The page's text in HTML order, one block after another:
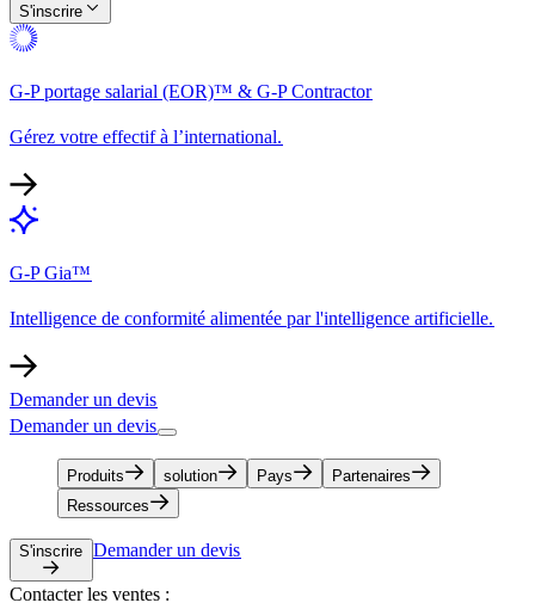
S'inscrire​​
G-P portage salarial (EOR)™ & G-P Contractor​​
Gérez votre effectif à l’international.​​
G-P Gia™​​
Intelligence de conformité alimentée par l'intelligence artificielle.​​
Demander un devis​​
Demander un devis​​
Produits​​ solution​​ Pays​​
Partenaires​​
Ressources​​
S'inscrire​​ Demander un devis​​
Contacter les ventes :​​